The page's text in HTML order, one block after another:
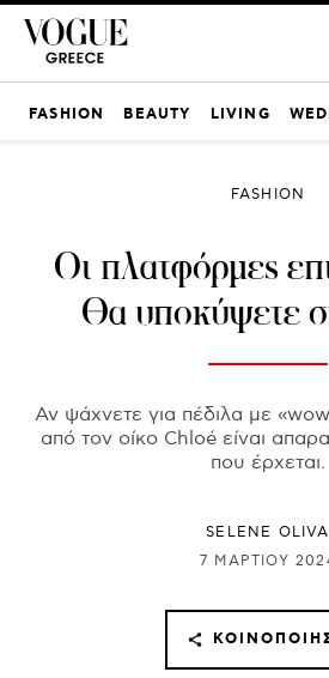
FASHION BEAUTY LIVING
FASHION
Οι πλατφόρμες
Θα υποκύψετε
Αν ψάχνετε για πέδιλα με
από τον οίκο Chloé είναι
που έρχεται.
SELENE OLIVA
7 ΜΑΡΤΊΟΥ